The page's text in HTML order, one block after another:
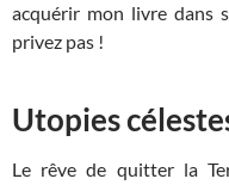
acquérir mon livre dans
privez pas !
Utopies
Le rêve de quitter la